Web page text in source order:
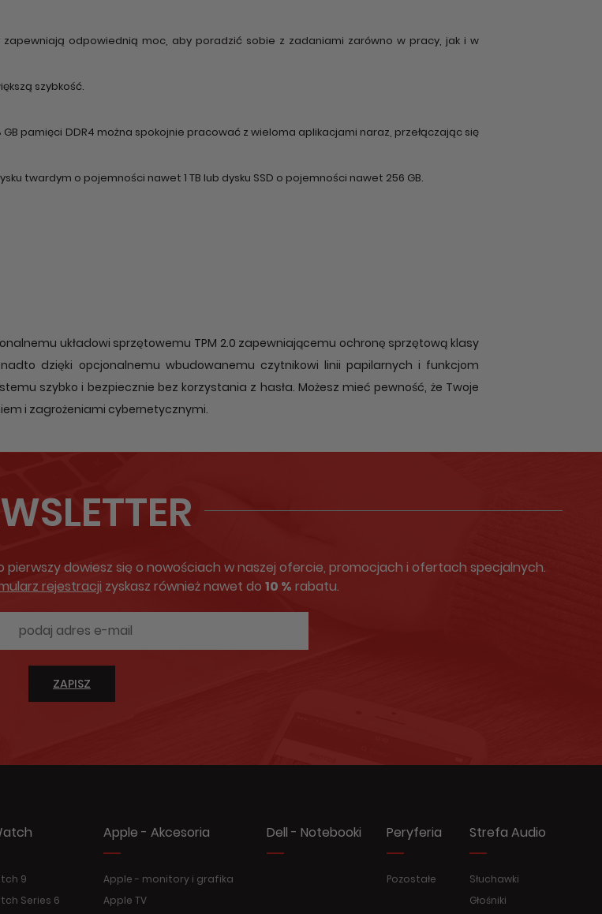
odpowiednią moc, aby poradzić sobie z zadaniami zarówno w pracy, jak i w
szybkość.
GB pamięci DDR4 można spokojnie pracować z wieloma aplikacjami naraz, przełączając się
twardym o pojemności nawet 1 TB lub dysku SSD o pojemności nawet 256 GB.
układowi sprzętowemu TPM 2.0 zapewniającemu ochronę sprzętową klasy
dzięki opcjonalnemu wbudowanemu czytnikowi linii papilarnych i funkcjom
szybko i bezpiecznie bez korzystania z hasła. Możesz mieć pewność, że Twoje
i zagrożeniami cybernetycznymi.
dowiesz się o nowościach w naszej ofercie, promocjach i ofertach specjalnych.
rejestracji zyskasz również nawet do 10 % rabatu.
ZAPISZ
9
Series 6
Apple - Akcesoria
Apple - monitory i grafika
Apple TV
Dell - Notebooki Peryferia
Pozostałe
Strefa Audio
Słuchawki
Głośniki